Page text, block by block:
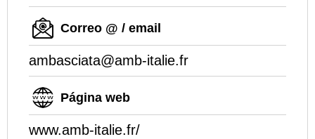
Correo @ / email
ambasciata@amb-italie.fr
Página web
www.amb-italie.fr/